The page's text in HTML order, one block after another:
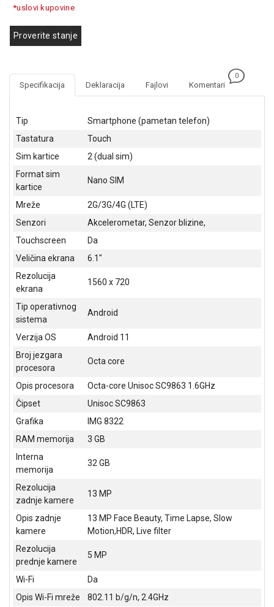
ZAŠTITA
SOLARNI
OPREMA
SKENERI I
FOTOKOPIRI
FOTOAPARATI
GPS
NAVIGACIJE
VIDEO
NADZOR I
OPREMA
SOFTWARE
KABLOVI I
ADAPTERI
MATERIJAL
SVE
ZA
KUĆU
ŠKOLSKI
BICIKLE
FITNES
ALAT I
BAŠTA
OUTLET
KRIPTO
*uslovi kupovine
Proverite stanje
Specifikacija Deklaracija Fajlovi Komentari
0
Tip
Smartphone (pametan telefon)
Tastatura
Touch
Sim kartice
2 (dual sim)
Format sim
kartice
Nano SIM
Mreže
2G/3G/4G (LTE)
Senzori
Akcelerometar, Senzor blizine,
Touchscreen
Da
Veličina ekrana
6.1"
Rezolucija
ekrana
1560 x 720
Tip operativnog
sistema
Android
Verzija OS
Android 11
Broj jezgara
procesora
Octa core
Opis procesora
Octa-core Unisoc SC9863 1.6GHz
Čipset
Unisoc SC9863
Grafika
IMG 8322
RAM memorija
3 GB
Interna
memorija
32 GB
Rezolucija
zadnje kamere
13 MP
Opis zadnje
kamere
13 MP Face Beauty, Time Lapse, Slow
Motion,HDR, Live filter
Rezolucija
prednje kamere
5 MP
Wi-Fi
Da
Opis Wi-Fi mreže
802.11 b/g/n, 2.4GHz